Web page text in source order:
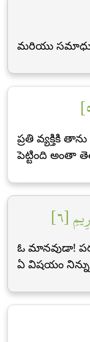
మరియు
ప్రతి వ్యక్తికి
పెట్టింది అంతా
[٦]
ఓ మానవుడా!
ఏ విషయం